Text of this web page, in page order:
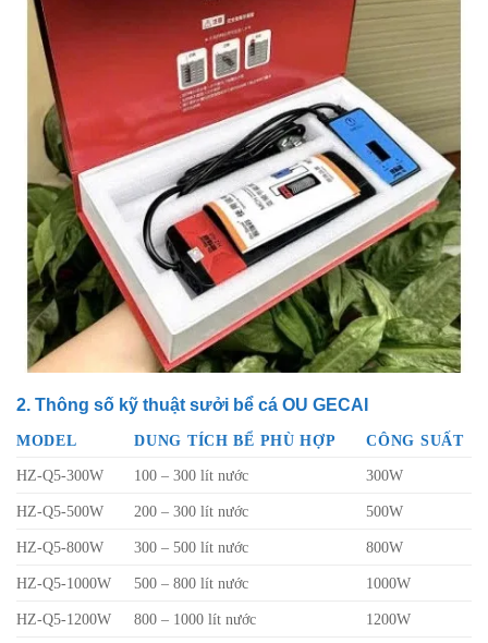
2. Thông số kỹ thuật sưởi bể cá OU GECAI
MODEL DUNG TÍCH BỂ PHÙ HỢP
CÔNG SUẤT
HZ-Q5-300W
100 – 300 lít nước 300W
HZ-Q5-500W 200 – 300 lít nước 500W
HZ-Q5-800W 300 – 500 lít nước 800W
HZ-Q5-1000W 500 – 800 lít nước 1000W
HZ-Q5-1200W 800 – 1000 lít nước 1200W